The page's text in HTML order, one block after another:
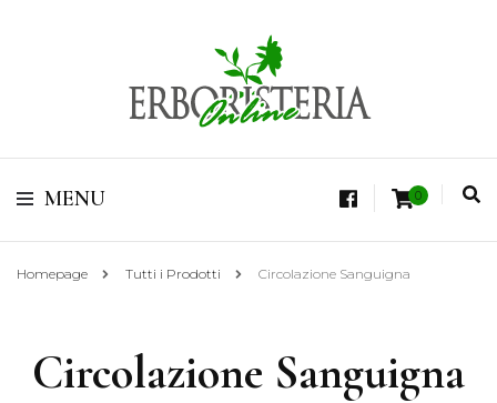
Erboristeria Shop
Online Tisane
Vendita di Botaniche, Erbe e Spezie Officinali, Tisane Terapeutiche Esclusive,
MENU 0
Homepage Tutti i Prodotti Circolazione Sanguigna
Circolazione Sanguigna